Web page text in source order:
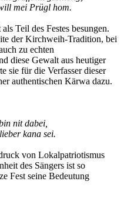
mei Prügl hom.
Teil des Festes besungen.
der Kirchweih-Tradition, bei
zu echten
diese Gewalt aus heutiger
sie für die Verfasser dieser
authentischen Kärwa dazu.
nit dabei,
kana sei.
von Lokalpatriotismus
des Sängers ist so
Fest seine Bedeutung